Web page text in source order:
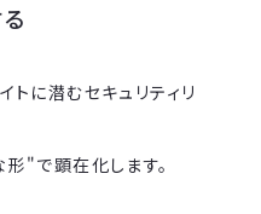
トに潜むセキュリティリ
"で顕在化します。